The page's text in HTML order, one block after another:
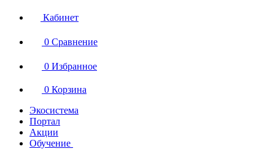
Кабинет
0 Сравнение
0 Избранное
0 Корзина
Экосистема
Портал
Акции
Обучение